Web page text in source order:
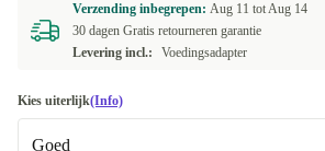
Verzending inbegrepen: Aug 11 totAug 14
30 dagen Gratis retourneren garantie
Levering incl.:
Voedingsadapter
Kies uiterlijk(Info)
Goed